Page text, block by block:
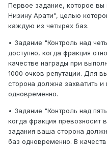
Первое задание, которое вы
Низину Арати", целью
каждую из четырех баз.
• Задание "Контроль над
доступно, когда фракция
качестве награды при
1000 очков репутации. Для
сторона должна захватить и
одновременно.
• Задание "Контроль над
когда фракция превозносит
задания ваша сторона
баз одновременно. В